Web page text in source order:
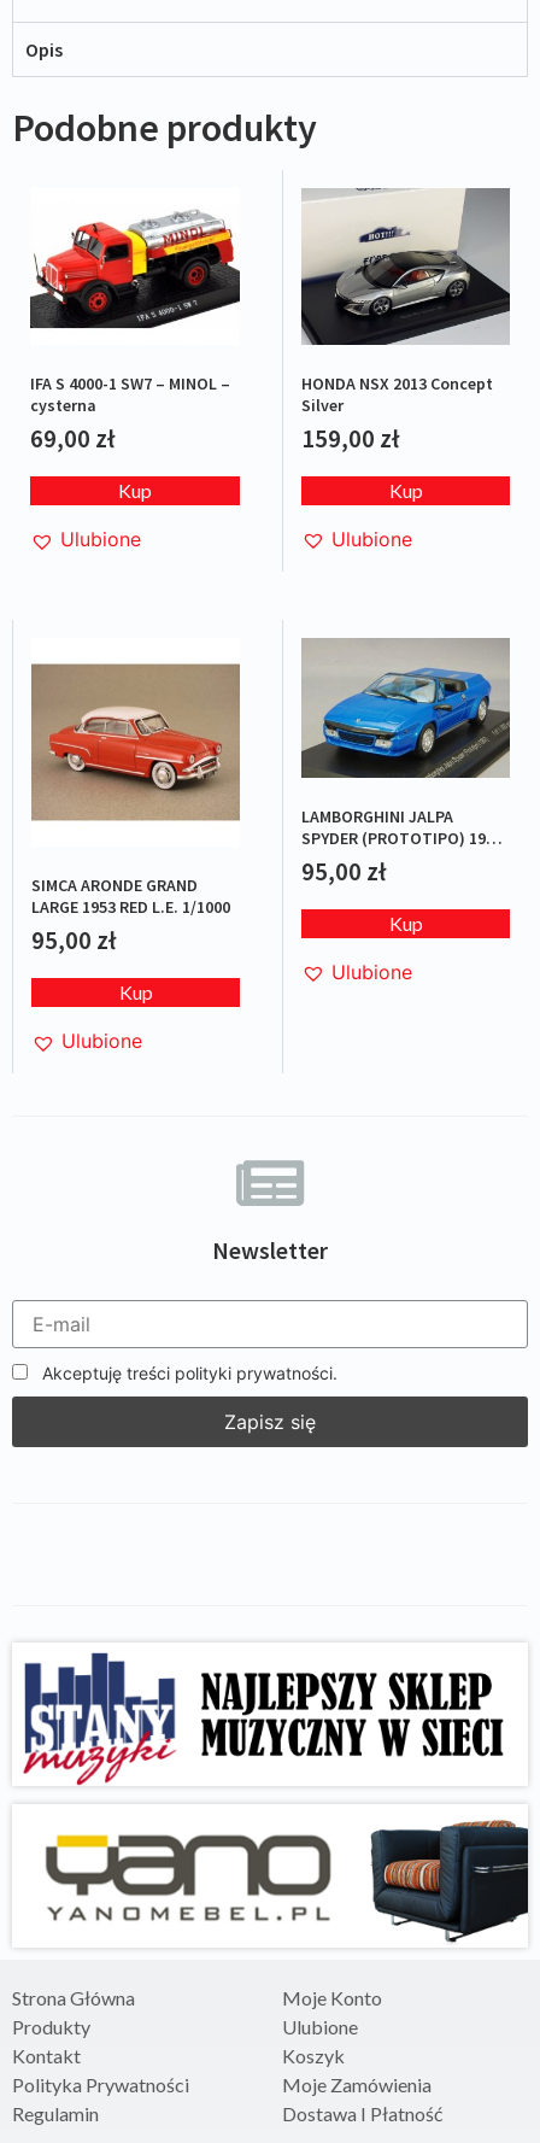
Newsletter
Akceptuję treści polityki prywatności.
Opis
Podobne produkty
IFA S 4000-1 SW7 – MINOL –
cysterna
69,00 zł
Kup
Ulubione
HONDA NSX 2013 Concept
Silver
159,00 zł
Kup
Ulubione
SIMCA ARONDE GRAND
LARGE 1953 RED L.E. 1/1000
95,00 zł
Kup
Ulubione
LAMBORGHINI JALPA
SPYDER (PROTOTIPO) 1987
BLUE L.E.1/1000
95,00 zł
Kup
Ulubione
Strona Główna
Produkty
Kontakt
Polityka Prywatności
Regulamin
Moje Konto
Ulubione
Koszyk
Moje Zamówienia
Dostawa I Płatność